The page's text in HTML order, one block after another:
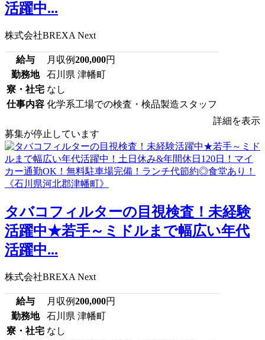
活躍中...
株式会社BREXA Next
給与 月収例200,000円
勤務地
石川県 津幡町
寮・社宅 なし
仕事内容 化学系工場での検査・検品製造スタッフ
詳細を表示
募集が停止しています
タバコフィルターの目視検査！未経験
活躍中★若手～ミドルまで幅広い年代
活躍中...
株式会社BREXA Next
給与 月収例200,000円
勤務地
石川県 津幡町
寮・社宅 なし